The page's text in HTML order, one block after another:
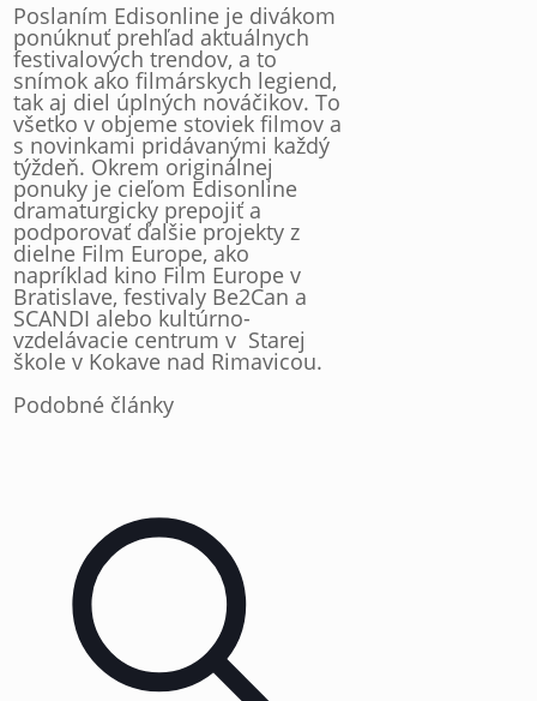
Poslaním Edisonline je divákom
ponúknuť prehľad aktuálnych
festivalových trendov, a to
snímok ako filmárskych legiend,
tak aj diel úplných nováčikov. To
všetko v objeme stoviek filmov a
s novinkami pridávanými každý
týždeň. Okrem originálnej
ponuky je cieľom Edisonline
dramaturgicky prepojiť a
podporovať ďalšie projekty z
dielne Film Europe, ako
napríklad kino Film Europe v
Bratislave, festivaly Be2Can a
SCANDI alebo kultúrno-
vzdelávacie centrum v Starej
škole v Kokave nad Rimavicou.
Podobné články